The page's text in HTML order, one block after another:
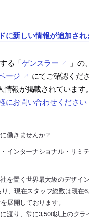
に新しい情報が追加され
る「ゲンスラー
」の
ージ にてご確認くださ
報が掲載されています。
にお問い合わせください
働きませんか？
インターナショナル・リミ
を置く世界最大級のデザイ
、現在スタッフ総数は現
展開しております。
渡り、常に3,500以上のクラ